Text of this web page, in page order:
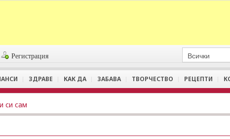
Регистрация
ЗДРАВЕ КАК ДА ЗАБАВА ТВОРЧЕСТВО РЕЦЕПТИ
си сам